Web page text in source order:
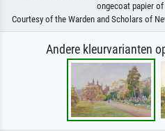
ongecoat papier of
Courtesy of the Warden and Scholars of
Andere kleurvarianten